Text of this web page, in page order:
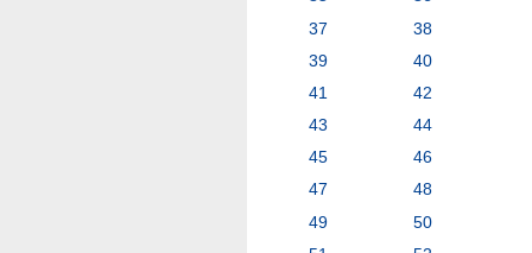
37
38
39
40
41
42
43
44
45
46
47
48
49
50